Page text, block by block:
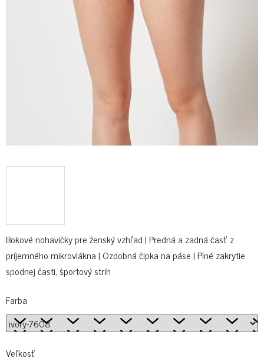
Bokové nohavičky pre ženský vzhľad | Predná a zadná časť z
príjemného mikrovlákna | Ozdobná čipka na páse | Plné zakrytie
spodnej časti, športový strih
Farba
Veľkosť